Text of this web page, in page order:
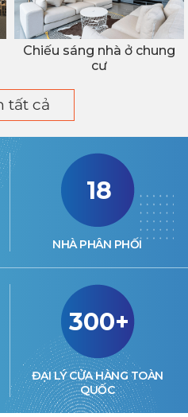
Chiếu sáng nhà ở chung
cư
tất cả
18
NHÀ PHÂN PHỐI
300+
ĐẠI LÝ CỬA HÀNG TOÀN
QUỐC